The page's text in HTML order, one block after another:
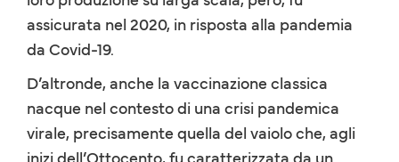
assicurata nel 2020, in risposta alla pandemia
da Covid-19.
D’altronde, anche la vaccinazione classica
nacque nel contesto di una crisi pandemica
virale, precisamente quella del vaiolo che, agli
inizi dell’Ottocento, fu caratterizzata da un